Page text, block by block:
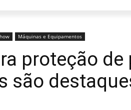
Máquinas e Equipamentos
proteção
são